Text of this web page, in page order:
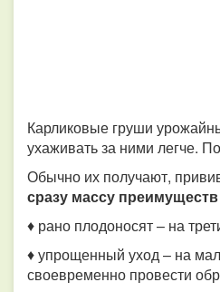
Карликовые груши
ухаживать за ними легче.
Обычно их получают,
сразу массу
♦ рано плодоносят – на
♦ упрощенный уход – на
своевременно провести